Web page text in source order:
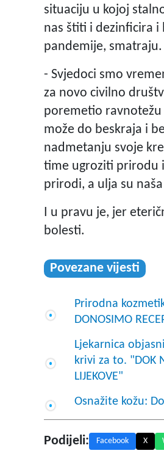
situaciju u kojoj
nas štiti i dezinficira
pandemije, smatraju.
- Svjedoci smo
za novo civilno
poremetio ravnotežu
može do beskraja i
nadmetanju svoje
time ugroziti prirodu
prirodi, a ulja su
I u pravu je, jer
bolesti.
Povezane vijesti
Prirodna
DONOSIMO
Ljekarnica
krivi za to. "DOK
LIJEKOVE"
Osnažite kožu:
Podijeli: Facebook X